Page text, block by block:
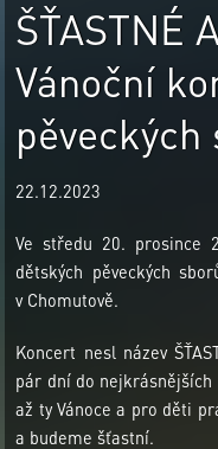
ŠŤASTNÉ
Vánoční
pěveckých
22.12.2023
Ve středu 20. prosince
dětských pěveckých
v Chomutově.
Koncert nesl název
pár dní do nejkrásnějších
až ty Vánoce a pro děti
a budeme šťastní.